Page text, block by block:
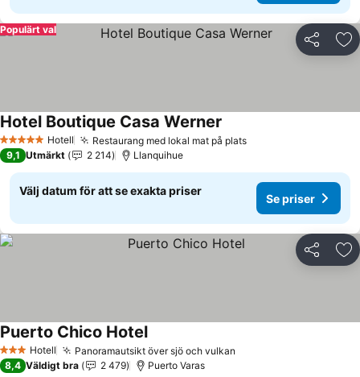
Dela
Populärt val
5 Stjärnor Hotell Restaurang med lokal mat på plats
Hotel Boutique Casa Werner
9,1 Utmärkt 2 214 Llanquihue
Välj datum för att se exakta priser
Se priser
Dela
3 StjärnorHotell Panoramautsikt över sjö och vulkan
Puerto Chico Hotel
8,4 Väldigt bra 2 479 Puerto Varas